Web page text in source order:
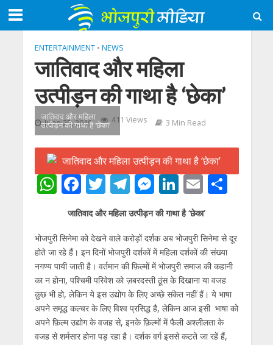
ENTERTAINMENT • NEWS
जातिवाद और महिला
उत्पीड़न की गाथा है ‘छेका’
June 25, 2019 411 Views 3 Min Read
जातिवाद और महिला
उत्पीड़न की गाथा है ‘छेका’
W
h
at
s
A
p
p
F
ac
e
b
o
o
k
T
w
itt
er
T
el
e
gr
a
m
M
e
ss
e
n
g
er
Li
n
k
e
dI
n
E
m
ai
l
S
e
जातिवाद और महिला उत्पीड़न की गाथा है ‘छेका’
भोजपुरी सिनेमा को देखने वाले करोड़ों दर्शक अब भोजपुरी सिनेमा से दूर
होते जा रहे हैं। इन दिनों भोजपुरी दर्शकों में महिला दर्शकों की संख्या
नगण्य पायी जाती है। वर्तमान की फ़िल्मों में भोजपुरी समाज की कहानी
का न होना, पश्चिमी परिवेश को ज़बरदस्ती ठूंस के दिखाना या वजह
क़ुछ भी हो, लेकिन ये इस उद्योग के लिए अच्छे संकेत नहीं हैं। ये भाषा
अपने समृद्ध कल्चर के लिए विश्व प्रसिद्ध है, लेकिन आज इसी भाषा को
अपने फ़िल्म उद्योग के वजह से, इनके फ़िल्मों में फैली अश्लीलता के
वजह से शर्मसार होना पड़ रहा है। दर्शक वर्ग इससे कटते जा रहें हैं,